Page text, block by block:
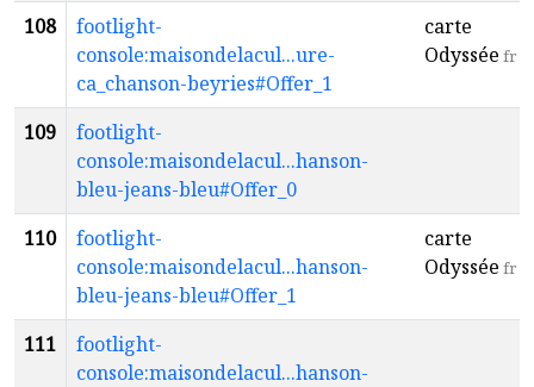
108
footlight-
console:maisondelacul...ure-
ca_chanson-beyries#Offer_1
carte
Odyssée fr
109
footlight-
console:maisondelacul...hanson-
bleu-jeans-bleu#Offer_0
110
footlight-
console:maisondelacul...hanson-
bleu-jeans-bleu#Offer_1
carte
Odyssée fr
111
footlight-
console:maisondelacul...hanson-